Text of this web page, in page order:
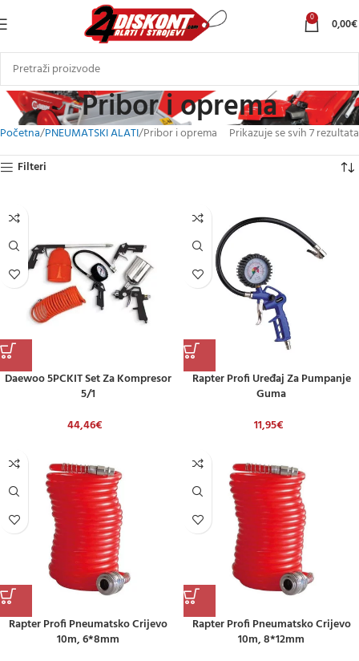
0 0,00€
Pribor i oprema
Početna PNEUMATSKI ALATI Pribor i oprema
Prikazuje se svih 7 rezultata
Filteri
Daewoo 5PCKIT Set Za Kompresor
5/1
44,46€
Rapter Profi Uređaj Za Pumpanje
Guma
11,95€
Rapter Profi Pneumatsko Crijevo
10m, 6*8mm
Rapter Profi Pneumatsko Crijevo
10m, 8*12mm